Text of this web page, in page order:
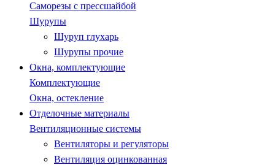
Саморезы с пресcшайбой
Шурупы
Шуруп глухарь
Шурупы прочие
Окна, комплектующие
Комплектующие
Окна, остекление
Отделочные материалы
Вентиляционные системы
Вентиляторы и регуляторы
Вентиляция оцинкованная